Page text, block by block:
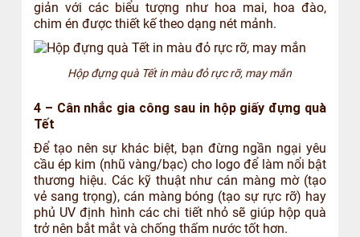
giản với các biểu tượng như hoa mai, hoa đào,
chim én được thiết kế theo dạng nét mảnh.
Hộp đựng quà Tết in màu đỏ rực rỡ, may mắn
4 – Cân nhắc gia công sau in hộp giấy đựng quà
Tết
Để tạo nên sự khác biệt, bạn đừng ngần ngại yêu
cầu ép kim (nhũ vàng/bạc) cho logo để làm nổi bật
thương hiệu. Các kỹ thuật như cán màng mờ (tạo
vẻ sang trọng), cán màng bóng (tạo sự rực rỡ) hay
phủ UV định hình các chi tiết nhỏ sẽ giúp hộp quà
trở nên bắt mắt và chống thấm nước tốt hơn.